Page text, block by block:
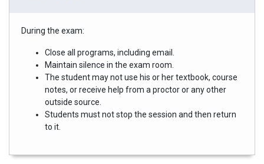
During the exam:
Close all programs, including email.
Maintain silence in the exam room.
The student may not use his or her textbook, course
notes, or receive help from a proctor or any other
outside source.
Students must not stop the session and then return
to it.